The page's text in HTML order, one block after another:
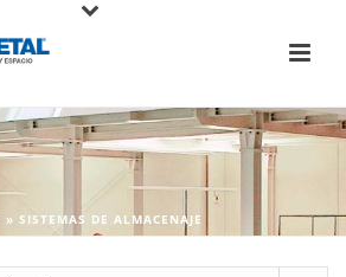
» SISTEMAS DE ALMACENAJE